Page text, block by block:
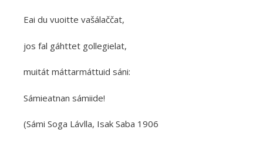
Eai du vuoitte vašálaččat,
jos fal gáhttet gollegielat,
muitát máttarmáttuid sáni:
Sámieatnan sámiide!
(Sámi Soga Lávlla, Isak Saba 1906